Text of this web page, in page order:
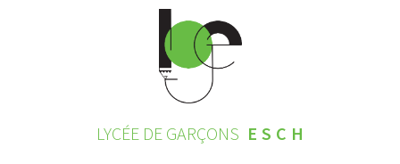
LYCÉE DE GARÇONS ESCH